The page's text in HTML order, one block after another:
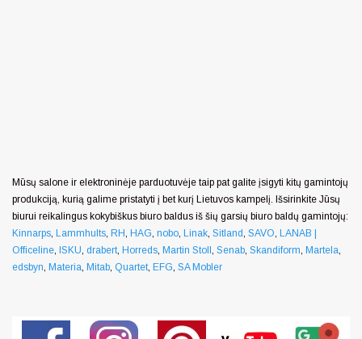
Mūsų salone ir elektroninėje parduotuvėje taip pat galite įsigyti kitų gamintojų
produkciją, kurią galime pristatyti į bet kurį Lietuvos kampelį. Išsirinkite Jūsų
biurui reikalingus kokybiškus biuro baldus iš šių garsių biuro baldų gamintojų:
Kinnarps, Lammhults, RH, HAG, nobo, Linak, Sitland, SAVO, LANAB |
Officeline, ISKU, drabert, Horreds, Martin Stoll , Senab, Skandiform, Martela,
edsbyn, Materia, Mitab, Quartet, EFG, SA Mobler